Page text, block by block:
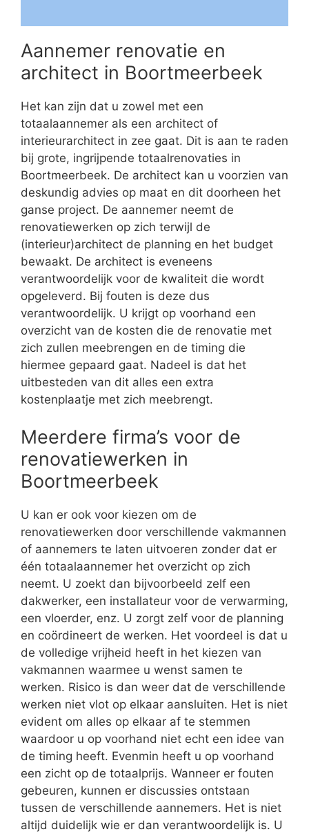
Aannemer renovatie en
architect in Boortmeerbeek
Het kan zijn dat u zowel met een
totaalaannemer als een architect of
interieurarchitect in zee gaat. Dit is aan te raden
bij grote, ingrijpende totaalrenovaties in
Boortmeerbeek. De architect kan u voorzien van
deskundig advies op maat en dit doorheen het
ganse project. De aannemer neemt de
renovatiewerken op zich terwijl de
(interieur)architect de planning en het budget
bewaakt. De architect is eveneens
verantwoordelijk voor de kwaliteit die wordt
opgeleverd. Bij fouten is deze dus
verantwoordelijk. U krijgt op voorhand een
overzicht van de kosten die de renovatie met
zich zullen meebrengen en de timing die
hiermee gepaard gaat. Nadeel is dat het
uitbesteden van dit alles een extra
kostenplaatje met zich meebrengt.
Meerdere firma’s voor de
renovatiewerken in
Boortmeerbeek
U kan er ook voor kiezen om de
renovatiewerken door verschillende vakmannen
of aannemers te laten uitvoeren zonder dat er
één totaalaannemer het overzicht op zich
neemt. U zoekt dan bijvoorbeeld zelf een
dakwerker, een installateur voor de verwarming,
een vloerder, enz. U zorgt zelf voor de planning
en coördineert de werken. Het voordeel is dat u
de volledige vrijheid heeft in het kiezen van
vakmannen waarmee u wenst samen te
werken. Risico is dan weer dat de verschillende
werken niet vlot op elkaar aansluiten. Het is niet
evident om alles op elkaar af te stemmen
waardoor u op voorhand niet echt een idee van
de timing heeft. Evenmin heeft u op voorhand
een zicht op de totaalprijs. Wanneer er fouten
gebeuren, kunnen er discussies ontstaan
tussen de verschillende aannemers. Het is niet
altijd duidelijk wie er dan verantwoordelijk is. U